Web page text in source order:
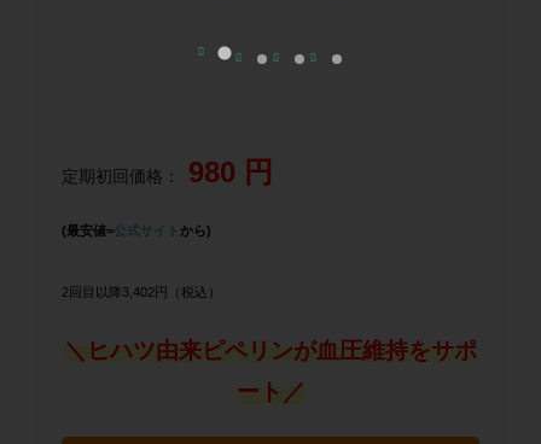
定期初回価格： 980 円
(最安値=公式サイト から)
2回目以降3,402円（税込）
＼ヒハツ由来ピペリンが血圧維持をサポ
ート／